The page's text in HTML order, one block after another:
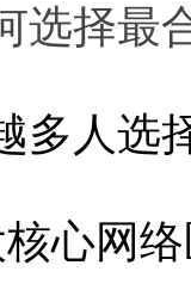
选择最
多人选
心网